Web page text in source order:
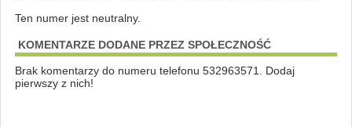
Ten numer jest neutralny.
KOMENTARZE DODANE PRZEZ SPOŁECZNOŚĆ
Brak komentarzy do numeru telefonu 532963571. Dodaj
pierwszy z nich!